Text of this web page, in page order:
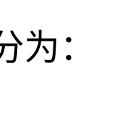
：